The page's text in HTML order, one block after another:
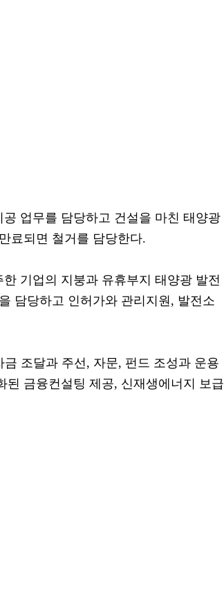
업무를 담당하고 건설을 마친 태양광
료되면 철거를 담당한다.
기업의 지붕과 유휴부지 태양광 발전
담당하고 인허가와 관리지원, 발전소
조달과 주선, 자문, 펀드 조성과 운용
된 금융컨설팅 제공, 신재생에너지 보급